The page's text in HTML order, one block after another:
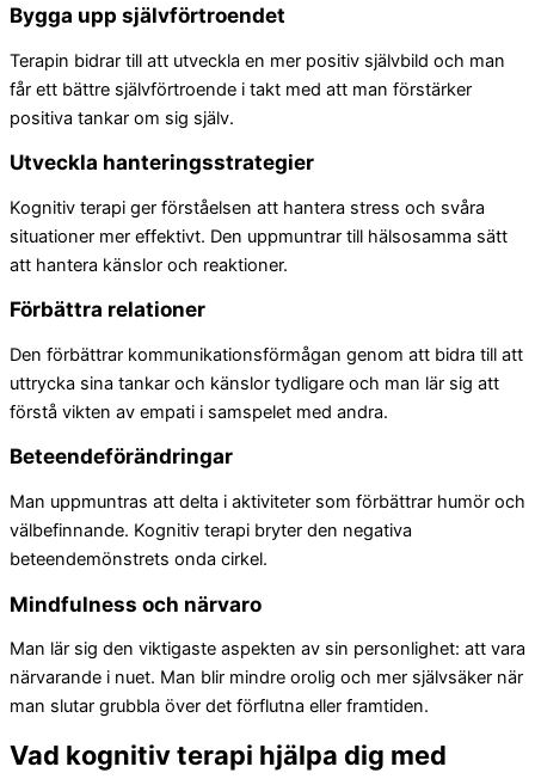
Bygga upp självförtroendet
Terapin bidrar till att utveckla en mer positiv självbild och man
får ett bättre självförtroende i takt med att man förstärker
positiva tankar om sig själv.
Utveckla hanteringsstrategier
Kognitiv terapi ger förståelsen att hantera stress och svåra
situationer mer effektivt. Den uppmuntrar till hälsosamma sätt
att hantera känslor och reaktioner.
Förbättra relationer
Den förbättrar kommunikationsförmågan genom att bidra till att
uttrycka sina tankar och känslor tydligare och man lär sig att
förstå vikten av empati i samspelet med andra.
Beteendeförändringar
Man uppmuntras att delta i aktiviteter som förbättrar humör och
välbefinnande. Kognitiv terapi bryter den negativa
beteendemönstrets onda cirkel.
Mindfulness och närvaro
Man lär sig den viktigaste aspekten av sin personlighet: att vara
närvarande i nuet. Man blir mindre orolig och mer självsäker när
man slutar grubbla över det förflutna eller framtiden.
Vad kognitiv terapi hjälpa dig med